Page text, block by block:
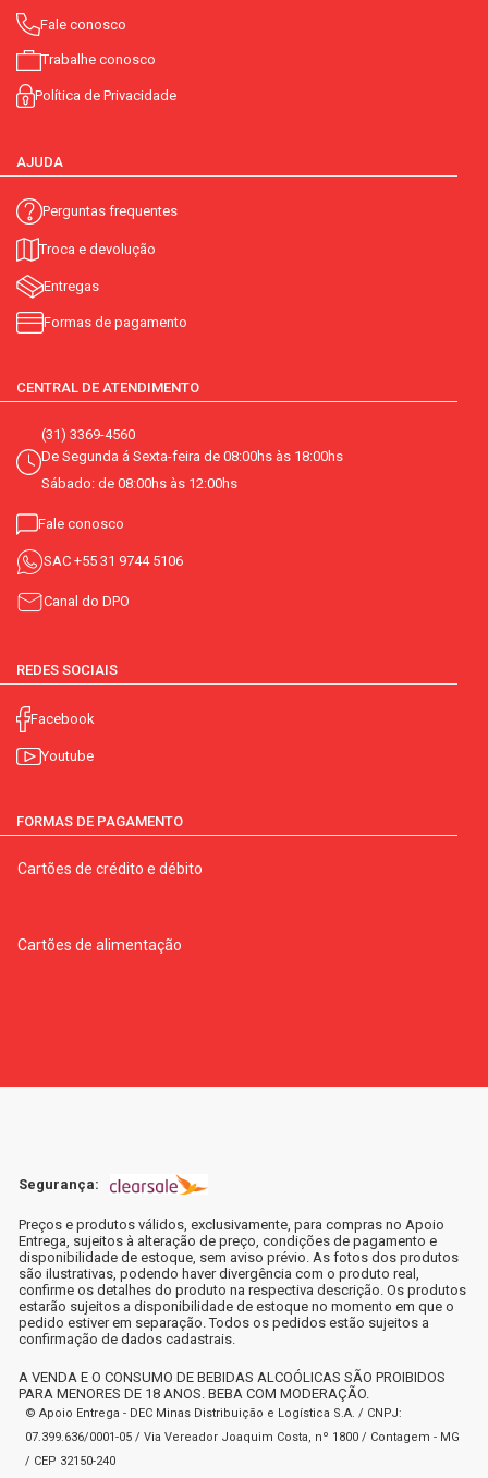
Fale conosco
Trabalhe conosco
Política de Privacidade
AJUDA
Perguntas frequentes
Troca e devolução
Entregas
Formas de pagamento
CENTRAL DE ATENDIMENTO
(31) 3369-4560
De Segunda á Sexta-feira de 08:00hs às 18:00hs
Sábado: de 08:00hs às 12:00hs
Fale conosco
SAC +55 31 9744 5106
Canal do DPO
REDES SOCIAIS
Facebook
Youtube
FORMAS DE PAGAMENTO
Cartões de crédito e débito
Cartões de alimentação
Segurança:
Preços e produtos válidos, exclusivamente, para compras no Apoio
Entrega, sujeitos à alteração de preço, condições de pagamento e
disponibilidade de estoque, sem aviso prévio. As fotos dos produtos
são ilustrativas, podendo haver divergência com o produto real,
confirme os detalhes do produto na respectiva descrição. Os produtos
estarão sujeitos a disponibilidade de estoque no momento em que o
pedido estiver em separação. Todos os pedidos estão sujeitos a
confirmação de dados cadastrais.
A VENDA E O CONSUMO DE BEBIDAS ALCOÓLICAS SÃO PROIBIDOS
PARA MENORES DE 18 ANOS. BEBA COM MODERAÇÃO.
© Apoio Entrega - DEC Minas Distribuição e Logística S.A. / CNPJ:
07.399.636/0001-05 / Via Vereador Joaquim Costa, nº 1800 / Contagem - MG
/ CEP 32150-240